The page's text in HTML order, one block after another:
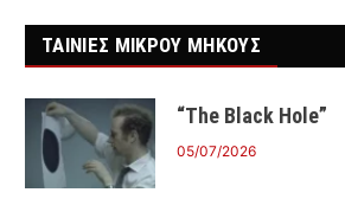
ΤΑΙΝΙΕΣ ΜΙΚΡΟΥ ΜΗΚΟΥΣ
“The Black Hole”
05/07/2026